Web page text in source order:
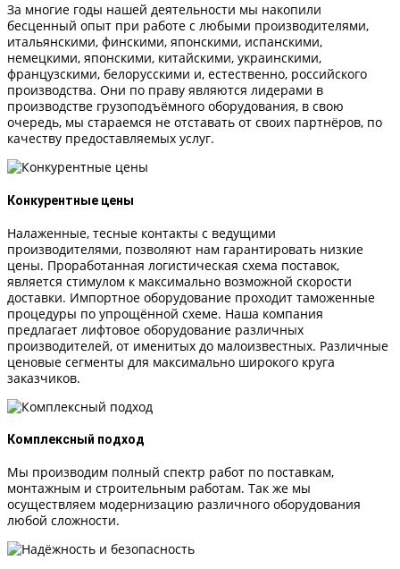
За многие годы нашей деятельности мы накопили
бесценный опыт при работе с любыми производителями,
итальянскими, финскими, японскими, испанскими,
немецкими, японскими, китайскими, украинскими,
французскими, белорусскими и, естественно, российского
производства. Они по праву являются лидерами в
производстве грузоподъёмного оборудования, в свою
очередь, мы стараемся не отставать от своих партнёров, по
качеству предоставляемых услуг.
Конкурентные цены
Налаженные, тесные контакты с ведущими
производителями, позволяют нам гарантировать низкие
цены. Проработанная логистическая схема поставок,
является стимулом к максимально возможной скорости
доставки. Импортное оборудование проходит таможенные
процедуры по упрощённой схеме. Наша компания
предлагает лифтовое оборудование различных
производителей, от именитых до малоизвестных. Различные
ценовые сегменты для максимально широкого круга
заказчиков.
Комплексный подход
Мы производим полный спектр работ по поставкам,
монтажным и строительным работам. Так же мы
осуществляем модернизацию различного оборудования
любой сложности.